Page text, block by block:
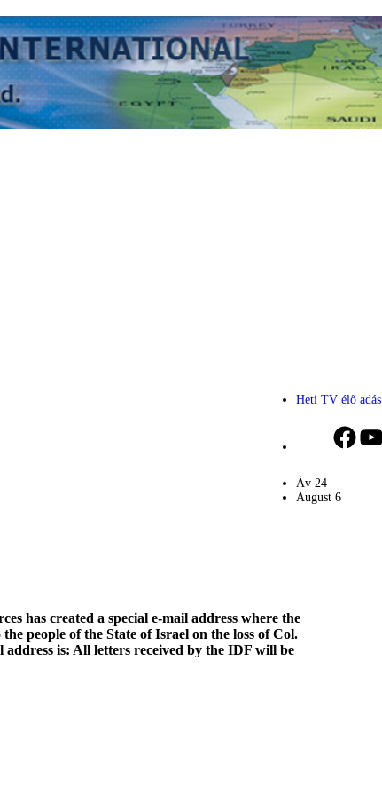
Heti TV élő adás
Áv 24
August 6
has created a special e-mail address where the
people of the State of Israel on the loss of Col.
address is: All letters received by the IDF will be